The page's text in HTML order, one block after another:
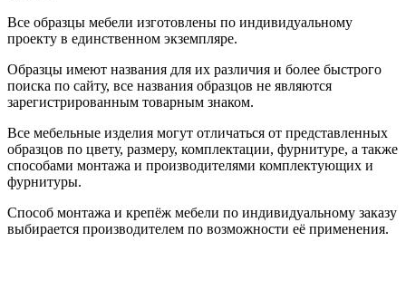
Все образцы мебели изготовлены по индивидуальному
проекту в единственном экземпляре.
Образцы имеют названия для их различия и более быстрого
поиска по сайту, все названия образцов не являются
зарегистрированным товарным знаком.
Все мебельные изделия могут отличаться от представленных
образцов по цвету, размеру, комплектации, фурнитуре, а также
способами монтажа и производителями комплектующих и
фурнитуры.
Способ монтажа и крепёж мебели по индивидуальному заказу
выбирается производителем по возможности её применения.